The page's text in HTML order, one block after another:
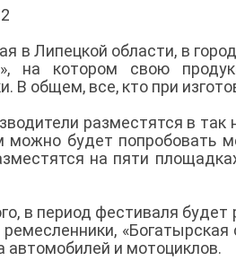
в Липецкой области, в
на котором свою
В общем, все, кто при
разместятся в
можно будет попробовать
на пяти
в период фестиваля
«Богатырская
автомобилей и мотоциклов.